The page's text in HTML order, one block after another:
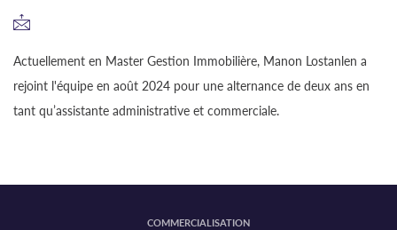
Actuellement en Master Gestion Immobilière, Manon Lostanlen a
rejoint l'équipe en août 2024 pour une alternance de deux ans en
tant qu’assistante administrative et commerciale.
COMMERCIALISATION